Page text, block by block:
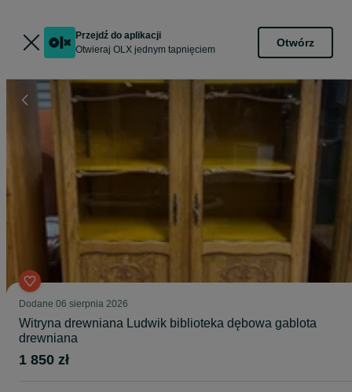
Przejdź do aplikacji
Otwieraj OLX jednym tapnięciem
Otwórz
Dodane 06 sierpnia 2026
Witryna drewniana Ludwik biblioteka dębowa gablota
drewniana
1 850 zł